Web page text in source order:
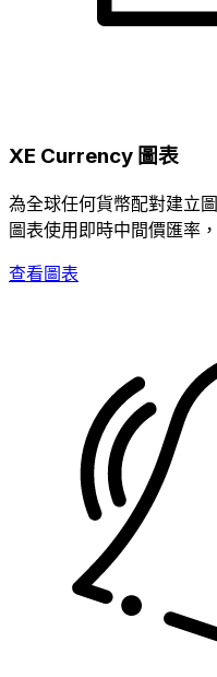
XE Currency 圖表
為全球任何貨幣配對建立
圖表使用即時中間價匯率
查看圖表